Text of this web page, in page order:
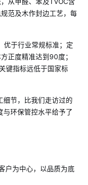
范及木作封边工艺，每
优于行业常规标准；定
正度精准达到90度；
键指标远低于国家标
细节，比我们走访过的
与环保管控水平给予了
户为中心，以品质为底